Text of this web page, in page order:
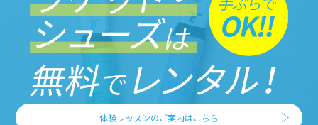
体験レッスンのご案内はこちら